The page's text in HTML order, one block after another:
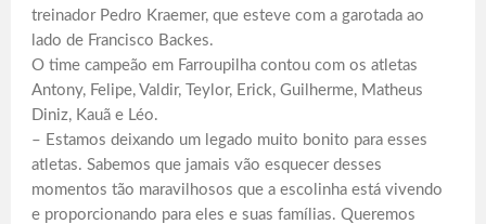
treinador Pedro Kraemer, que esteve com a garotada ao
lado de Francisco Backes.
O time campeão em Farroupilha contou com os atletas
Antony, Felipe, Valdir, Teylor, Erick, Guilherme, Matheus
Diniz, Kauã e Léo.
– Estamos deixando um legado muito bonito para esses
atletas. Sabemos que jamais vão esquecer desses
momentos tão maravilhosos que a escolinha está vivendo
e proporcionando para eles e suas famílias. Queremos